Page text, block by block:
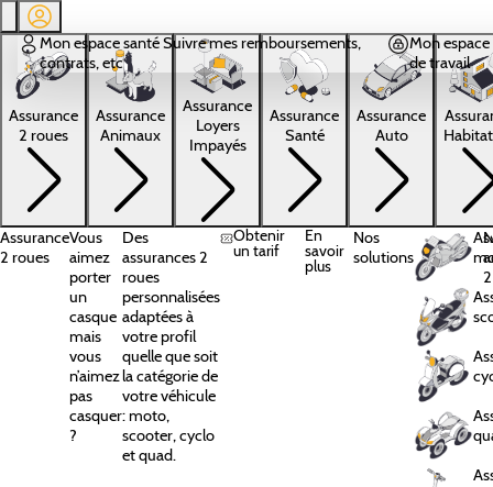
Aller au contenu principal
Mon espace santéSuivre mes remboursements,
contrats, etc
Mon
de travail
Assurance
2 roues
Assurance
Animaux
Assurance
Loyers
Impayés
Assurance
Santé
Assurance
Auto
Assurance
2 roues
Vous
aimez
porter
un
casque
mais
vous
n’aimez
pas
casquer
?
Des
assurances 2
roues
personnalisées
adaptées à
votre profil
quelle que soit
la catégorie de
votre véhicule
: moto,
scooter, cyclo
et quad.
Obtenir
un tarif
En
savoir
plus
Nos
solutions